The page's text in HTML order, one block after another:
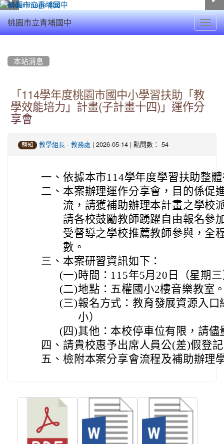
桃園市立青埔國中
本站消息
「114學年度桃園市國中小學習扶助「教
學效能培力」計畫(子計畫十四)」運作分
享會
轉知 教學組長 - 教務處 | 2026-05-14 | 點閱數： 54
一、 依據本市114學年度學習扶助整
二、 本案辦理運作分享會，目的係促
流，請獲補助辦理本計畫之學校
請各校鼓勵教師踴躍自由報名參
受督導之學校推薦教師參與，全
數。
三、 本案研習資訊如下：
(一) 時間：115年5月20日（星期
(二)地點：五權國小2樓音樂教室
(三)報名方式：教育發展資源入
小）
(四)其他：本校停車位有限，請
四、 請貴校惠予出席人員公(差)假登
五、 檢附本案分享會流程及補助辦理